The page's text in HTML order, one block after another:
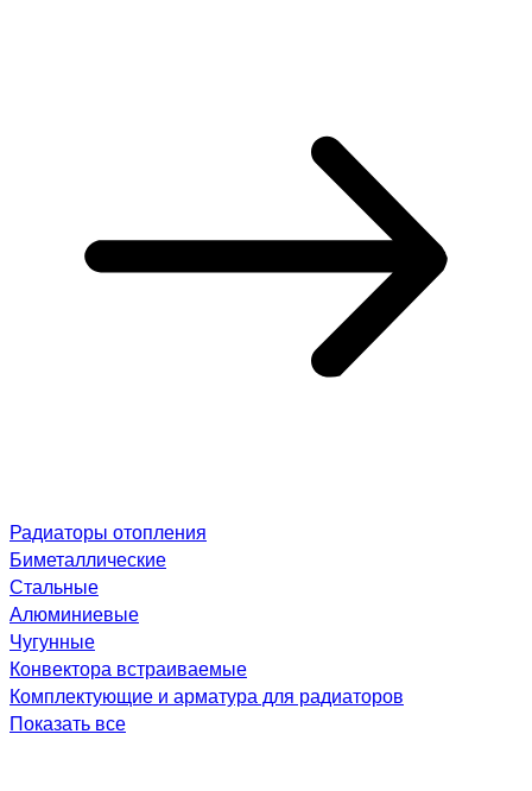
Радиаторы отопления
Биметаллические
Стальные
Алюминиевые
Чугунные
Конвектора встраиваемые
Комплектующие и арматура для радиаторов
Показать все